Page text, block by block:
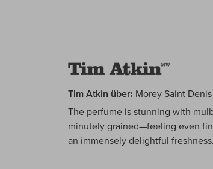
Tim Atkin über: Morey Saint
The perfume is stunning with
minutely grained—feeling even
an immensely delightful